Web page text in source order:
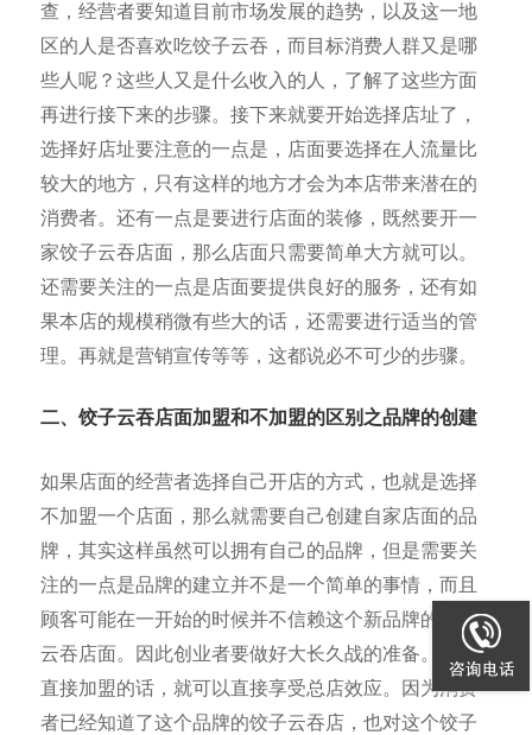
查，经营者要知道目前市场发展的趋势，以及这一地
区的人是否喜欢吃饺子云吞，而目标消费人群又是哪
些人呢？这些人又是什么收入的人，了解了这些方面
再进行接下来的步骤。接下来就要开始选择店址了，
选择好店址要注意的一点是，店面要选择在人流量比
较大的地方，只有这样的地方才会为本店带来潜在的
消费者。还有一点是要进行店面的装修，既然要开一
家饺子云吞店面，那么店面只需要简单大方就可以。
还需要关注的一点是店面要提供良好的服务，还有如
果本店的规模稍微有些大的话，还需要进行适当的管
理。再就是营销宣传等等，这都说必不可少的步骤。
二、饺子云吞店面加盟和不加盟的区别之品牌的创建
如果店面的经营者选择自己开店的方式，也就是选择
不加盟一个店面，那么就需要自己创建自家店面的品
牌，其实这样虽然可以拥有自己的品牌，但是需要关
注的一点是品牌的建立并不是一个简单的事情，而且
顾客可能在一开始的时候并不信赖这个新品牌的饺子
云吞店面。因此创业者要做好大长久战的准备。如果
直接加盟的话，就可以直接享受总店效应。因为消费
者已经知道了这个品牌的饺子云吞店，也对这个饺子